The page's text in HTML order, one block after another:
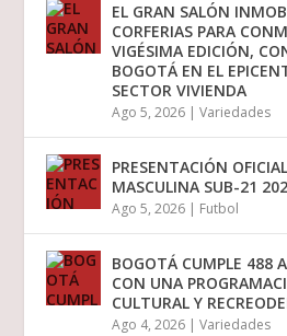
EL GRAN SALÓN
CORFERIAS PARA
VIGÉSIMA EDICIÓN,
BOGOTÁ EN EL
SECTOR VIVIENDA
Ago 5, 2026 |Variedades
PRESENTACIÓN
MASCULINA SUB-21
Ago 5, 2026 | Futbol
BOGOTÁ CUMPLE 488
CON UNA
CULTURAL Y
Ago 4, 2026 |Variedades